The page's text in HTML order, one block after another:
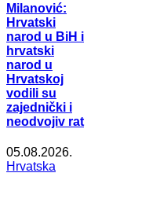
Milanović:
Hrvatski
narod u BiH i
hrvatski
narod u
Hrvatskoj
vodili su
zajednički i
neodvojiv rat
05.08.2026.
Hrvatska